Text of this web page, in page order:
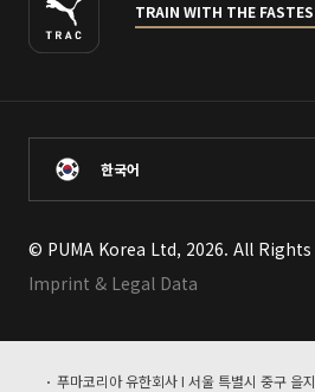
TRAIN WITH THE
한국어
© PUMA Korea Ltd, 2026. All Rights
Imprint & Legal Data
푸마코리아 유한회사 I 서울 특별시 중구 을